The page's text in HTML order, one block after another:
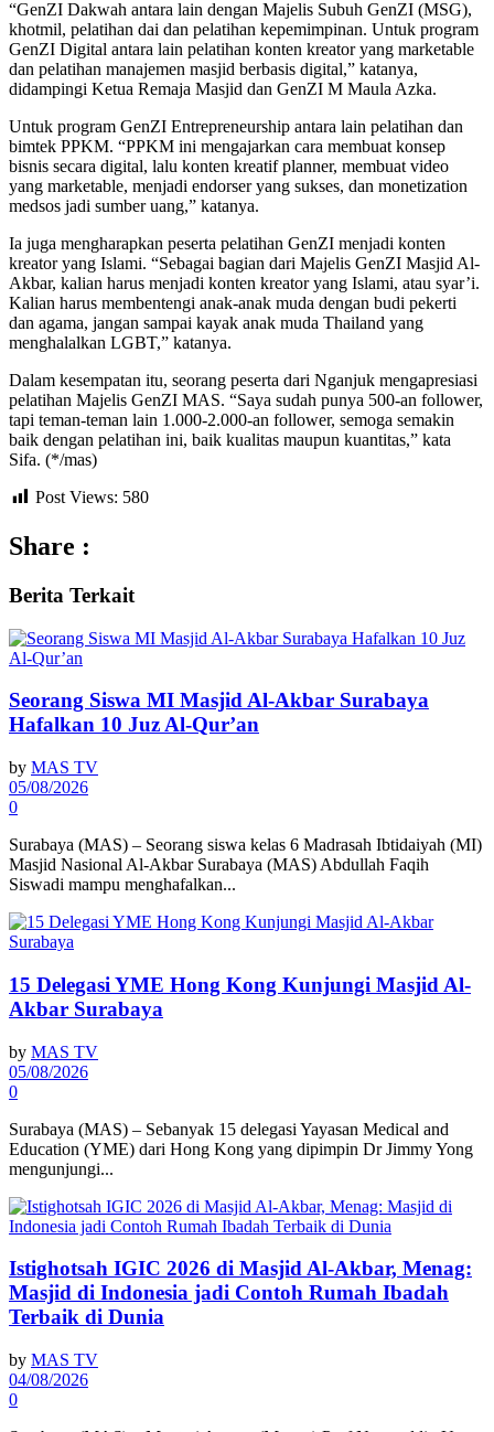
“GenZI Dakwah antara lain dengan Majelis Subuh GenZI (MSG),
khotmil, pelatihan dai dan pelatihan kepemimpinan. Untuk program
GenZI Digital antara lain pelatihan konten kreator yang marketable
dan pelatihan manajemen masjid berbasis digital,” katanya,
didampingi Ketua Remaja Masjid dan GenZI M Maula Azka.
Untuk program GenZI Entrepreneurship antara lain pelatihan dan
bimtek PPKM. “PPKM ini mengajarkan cara membuat konsep
bisnis secara digital, lalu konten kreatif planner, membuat video
yang marketable, menjadi endorser yang sukses, dan monetization
medsos jadi sumber uang,” katanya.
Ia juga mengharapkan peserta pelatihan GenZI menjadi konten
kreator yang Islami. “Sebagai bagian dari Majelis GenZI Masjid Al-
Akbar, kalian harus menjadi konten kreator yang Islami, atau syar’i.
Kalian harus membentengi anak-anak muda dengan budi pekerti
dan agama, jangan sampai kayak anak muda Thailand yang
menghalalkan LGBT,” katanya.
Dalam kesempatan itu, seorang peserta dari Nganjuk mengapresiasi
pelatihan Majelis GenZI MAS. “Saya sudah punya 500-an follower,
tapi teman-teman lain 1.000-2.000-an follower, semoga semakin
baik dengan pelatihan ini, baik kualitas maupun kuantitas,” kata
Sifa. (*/mas)
Post Views: 580
Share :
Berita Terkait
Seorang Siswa MI Masjid Al-Akbar Surabaya
Hafalkan 10 Juz Al-Qur’an
by MAS TV
05/08/2026
0
Surabaya (MAS) – Seorang siswa kelas 6 Madrasah Ibtidaiyah (MI)
Masjid Nasional Al-Akbar Surabaya (MAS) Abdullah Faqih
Siswadi mampu menghafalkan...
15 Delegasi YME Hong Kong Kunjungi Masjid Al-
Akbar Surabaya
by MAS TV
05/08/2026
0
Surabaya (MAS) – Sebanyak 15 delegasi Yayasan Medical and
Education (YME) dari Hong Kong yang dipimpin Dr Jimmy Yong
mengunjungi...
Istighotsah IGIC 2026 di Masjid Al-Akbar, Menag:
Masjid di Indonesia jadi Contoh Rumah Ibadah
Terbaik di Dunia
by MAS TV
04/08/2026
0